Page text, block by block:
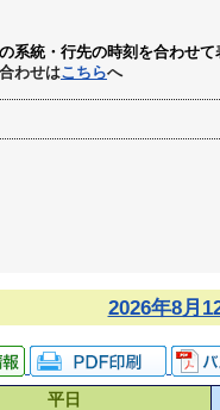
系統・行先の時刻を合わせて
わせはこちらへ
2026年8月
平日